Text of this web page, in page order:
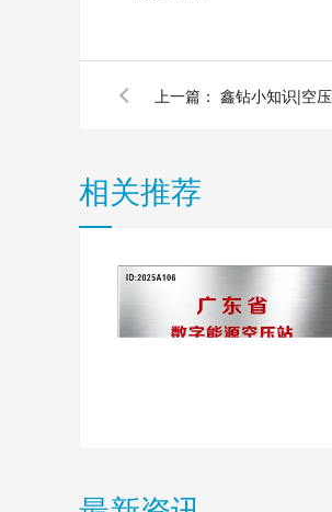
上一篇： 鑫钻小知识|空
相关推荐